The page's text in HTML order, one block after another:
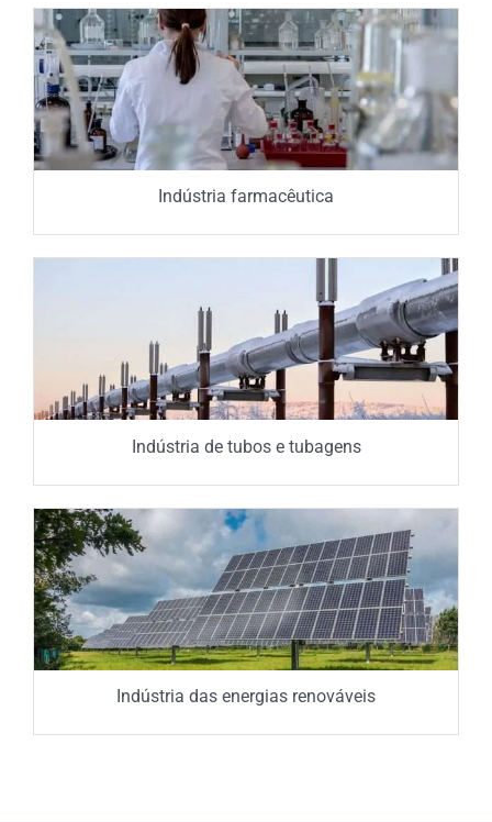
Indústria farmacêutica
Indústria de tubos e tubagens
Indústria das energias renováveis